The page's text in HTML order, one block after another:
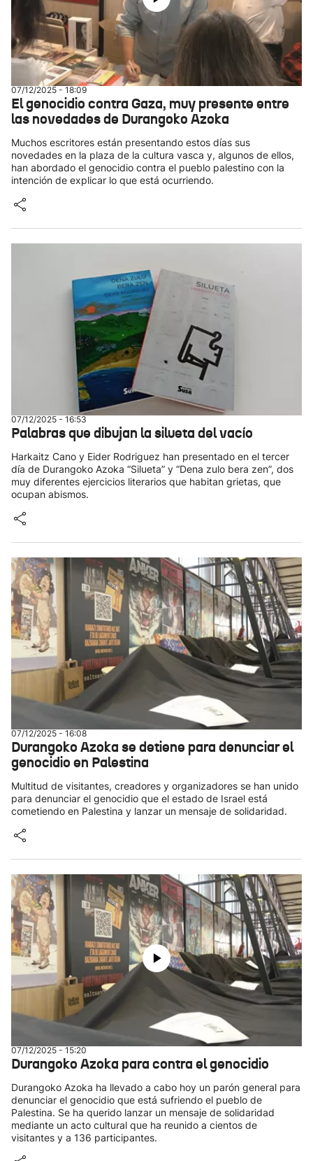
07/12/2025 - 18:09
El genocidio contra Gaza, muy presente entre
las novedades de Durangoko Azoka
Muchos escritores están presentando estos días sus
novedades en la plaza de la cultura vasca y, algunos de ellos,
han abordado el genocidio contra el pueblo palestino con la
intención de explicar lo que está ocurriendo.
07/12/2025 - 16:53
Palabras que dibujan la silueta del vacío
Harkaitz Cano y Eider Rodriguez han presentado en el tercer
día de Durangoko Azoka “Silueta” y “Dena zulo bera zen”, dos
muy diferentes ejercicios literarios que habitan grietas, que
ocupan abismos.
07/12/2025 - 16:08
Durangoko Azoka se detiene para denunciar el
genocidio en Palestina
Multitud de visitantes, creadores y organizadores se han unido
para denunciar el genocidio que el estado de Israel está
cometiendo en Palestina y lanzar un mensaje de solidaridad.
07/12/2025 - 15:20
Durangoko Azoka para contra el genocidio
Durangoko Azoka ha llevado a cabo hoy un parón general para
denunciar el genocidio que está sufriendo el pueblo de
Palestina. Se ha querido lanzar un mensaje de solidaridad
mediante un acto cultural que ha reunido a cientos de
visitantes y a 136 participantes.